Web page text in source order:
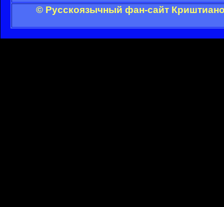
© Русскоязычный фан-сайт